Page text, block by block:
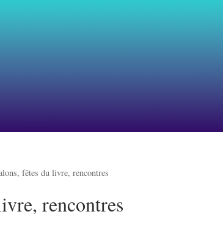
fêtes du livre, rencontres
rencontres